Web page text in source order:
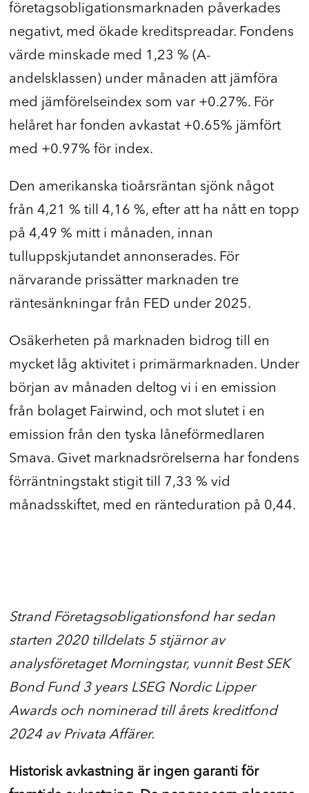
företagsobligationsmarknaden påverkades
negativt, med ökade kreditspreadar. Fondens
värde minskade med 1,23 % (A-
andelsklassen) under månaden att jämföra
med jämförelseindex som var +0.27%. För
helåret har fonden avkastat +0.65% jämfört
med +0.97% för index.
Den amerikanska tioårsräntan sjönk något
från 4,21 % till 4,16 %, efter att ha nått en topp
på 4,49 % mitt i månaden, innan
tulluppskjutandet annonserades. För
närvarande prissätter marknaden tre
räntesänkningar från FED under 2025.
Osäkerheten på marknaden bidrog till en
mycket låg aktivitet i primärmarknaden. Under
början av månaden deltog vi i en emission
från bolaget Fairwind, och mot slutet i en
emission från den tyska låneförmedlaren
Smava. Givet marknadsrörelserna har fondens
förräntningstakt stigit till 7,33 % vid
månadsskiftet, med en ränteduration på 0,44.
Strand Företagsobligationsfond har sedan
starten 2020 tilldelats 5 stjärnor av
analysföretaget Morningstar, vunnit Best SEK
Bond Fund 3 years LSEG Nordic Lipper
Awards och nominerad till årets kreditfond
2024 av Privata Affärer.
Historisk avkastning är ingen garanti för